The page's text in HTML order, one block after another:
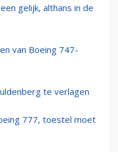
gelijk, althans in de
van Boeing 747-
te verlagen
777, toestel moet